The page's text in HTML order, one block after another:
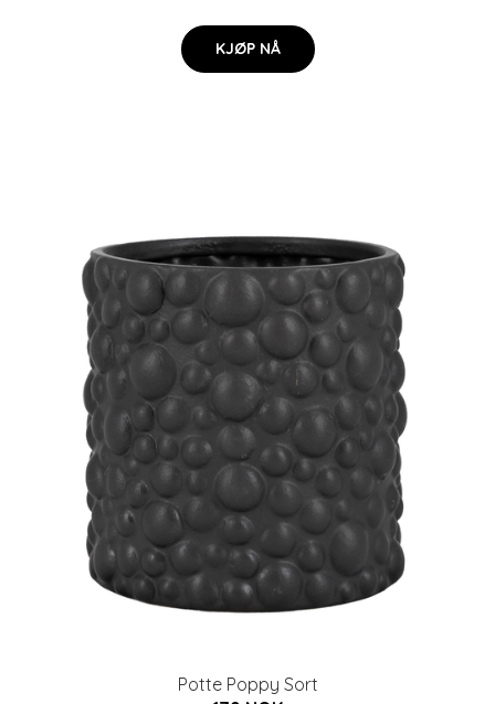
KJØP NÅ
Potte Poppy Sort